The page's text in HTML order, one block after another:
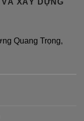
Quang Trọng,